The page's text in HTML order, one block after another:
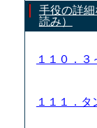
手役の詳
読み）
１１０．
１１１．